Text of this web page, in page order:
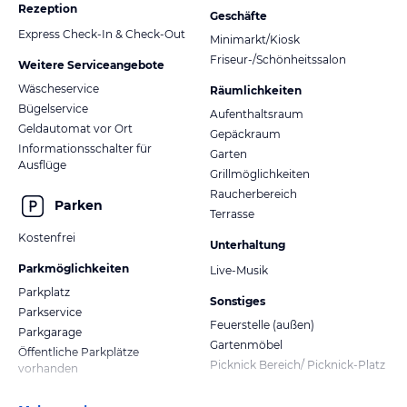
und gibt gerne individuelle Auskunft über Wanderangebote und
Touren und zu guter letzt natürlich weil wir "Qualitätsgastgeber
Hinweis: Allgemeine und unverbindliche
Hoteliers-/Veranstalter-/Kataloginformationen. Alle Angaben
ohne Gewähr und ohne Prüfung durch HolidayCheck. Bitte
lies vor der Buchung die verbindlichen Angebotsdetails
jeweiligen Veranstalters.
Rezeption
Express Check-In & Check-Out
Weitere Serviceangebote
Wäscheservice
Bügelservice
Geldautomat vor Ort
Informationsschalter für
Ausflüge
Parken
Kostenfrei
Parkmöglichkeiten
Parkplatz
Parkservice
Parkgarage
Öffentliche Parkplätze
vorhanden
Geschäfte
Minimarkt/Kiosk
Friseur-/Schönheitssalon
Räumlichkeiten
Aufenthaltsraum
Gepäckraum
Garten
Grillmöglichkeiten
Raucherbereich
Terrasse
Unterhaltung
Live-Musik
Sonstiges
Feuerstelle (außen)
Gartenmöbel
Picknick Bereich/ Picknick-Platz